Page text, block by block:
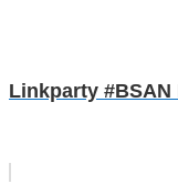
Linkparty